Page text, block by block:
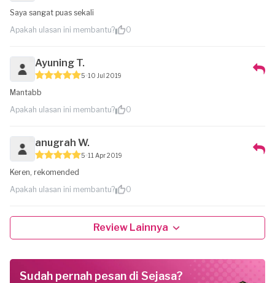
Saya sangat puas sekali
Apakah ulasan ini membantu?
0
Ayuning T.
5 10 Jul 2019
Mantabb
Apakah ulasan ini membantu?
0
anugrah W.
5 11 Apr 2019
Keren, rekomended
Apakah ulasan ini membantu?
0
Review Lainnya
Sudah pernah pesan di Sejasa?